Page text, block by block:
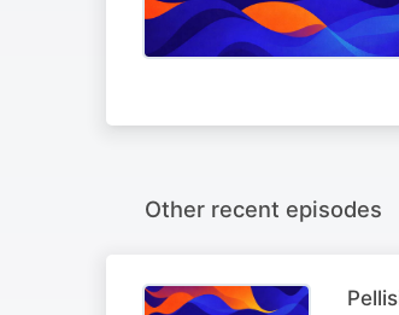
Other recent episodes